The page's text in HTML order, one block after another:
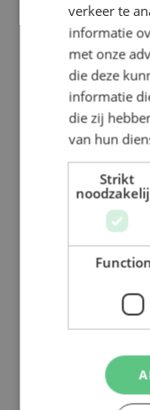
Waarom
Vanwege
zoals BLK
verbod op
veel
Read More
verkeer te
informatie
met onze
die deze
informatie
die zij
van hun
Strikt